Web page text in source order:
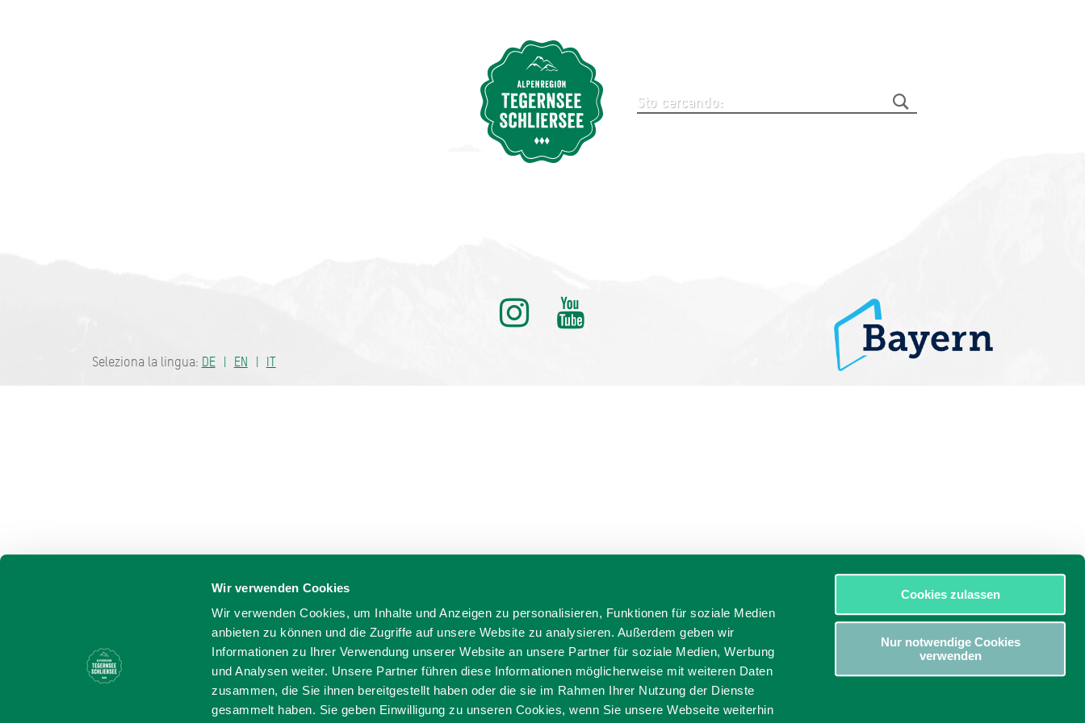
Wir verwenden Cookies
Wir verwenden Cookies, um Inhalte und Anzeigen zu personalisieren, Funktionen für soziale Medien
anbieten zu können und die Zugriffe auf unsere Website zu analysieren. Außerdem geben wir
Informationen zu Ihrer Verwendung unserer Website an unsere Partner für soziale Medien, Werbung
und Analysen weiter. Unsere Partner führen diese Informationen möglicherweise mit weiteren Daten
zusammen, die Sie ihnen bereitgestellt haben oder die sie im Rahmen Ihrer Nutzung der Dienste
gesammelt haben. Sie geben Einwilligung zu unseren Cookies, wenn Sie unsere Webseite weiterhin
Cookies zulassen
Nur notwendige Cookies
verwenden
Seleziona la lingua: DE EN IT